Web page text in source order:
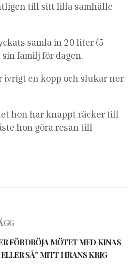
till sitt lilla samhälle
samla in 20 liter (5
familj för dagen.
ivrigt en kopp och slukar ner
hon har knappt räcker till
hon göra resan till
FÖRDRÖJA MÖTET MED KINAS
SÅ" MITT I IRANS KRIG